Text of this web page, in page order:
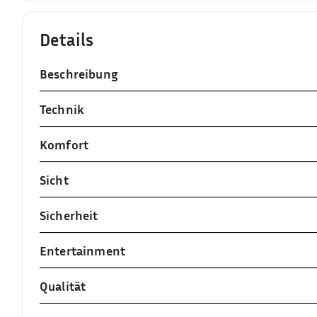
Details
Beschreibung
Technik
Komfort
Sicht
Sicherheit
Entertainment
Qualität